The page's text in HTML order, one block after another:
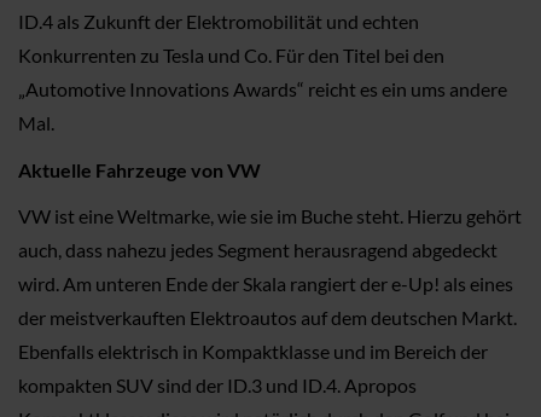
ID.4 als Zukunft der Elektromobilität und echten
Konkurrenten zu Tesla und Co. Für den Titel bei den
„Automotive Innovations Awards“ reicht es ein ums andere
Mal.
Aktuelle Fahrzeuge von VW
VW ist eine Weltmarke, wie sie im Buche steht. Hierzu gehört
auch, dass nahezu jedes Segment herausragend abgedeckt
wird. Am unteren Ende der Skala rangiert der e-Up! als eines
der meistverkauften Elektroautos auf dem deutschen Markt.
Ebenfalls elektrisch in Kompaktklasse und im Bereich der
kompakten SUV sind der ID.3 und ID.4. Apropos